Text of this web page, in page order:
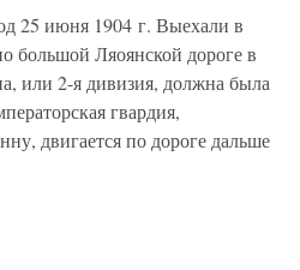
25 июня 1904 г. Выехали в
большой Ляоянской дороге в
или 2-я дивизия, должна была
гвардия,
двигается по дороге дальше